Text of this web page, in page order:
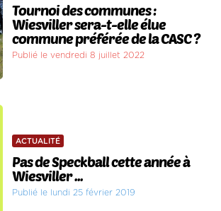
Tournoi des communes :
Wiesviller sera-t-elle élue
commune préférée de la CASC ?
Publié le vendredi 8 juillet 2022
ACTUALITÉ
Pas de Speckball cette année à
Wiesviller ...
Publié le lundi 25 février 2019